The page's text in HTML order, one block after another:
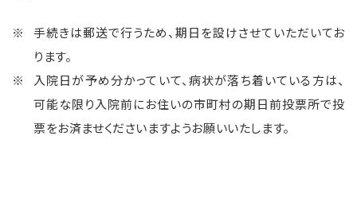
手続きは郵送で行うため、期日を設けさせていただいてお
ります。
入院日が予め分かっていて、病状が落ち着いている方は、
可能な限り入院前にお住いの市町村の期日前投票所で投
票をお済ませくださいますようお願いいたします。